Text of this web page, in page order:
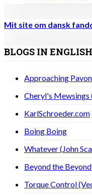
Mit site om dansk
BLOGS IN ENGLISH
Approaching
Cheryl's
KarlSchroeder.com
Boing Boing
Whatever (John
Beyond the
Torque Control